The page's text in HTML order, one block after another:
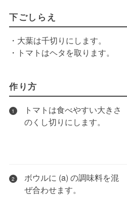
下ごしらえ
・大葉は千切りにします。
・トマトはヘタを取ります。
作り方
1
トマトは食べやすい大きさ
のくし切りにします。
2
ボウルに (a) の調味料を混
ぜ合わせます。